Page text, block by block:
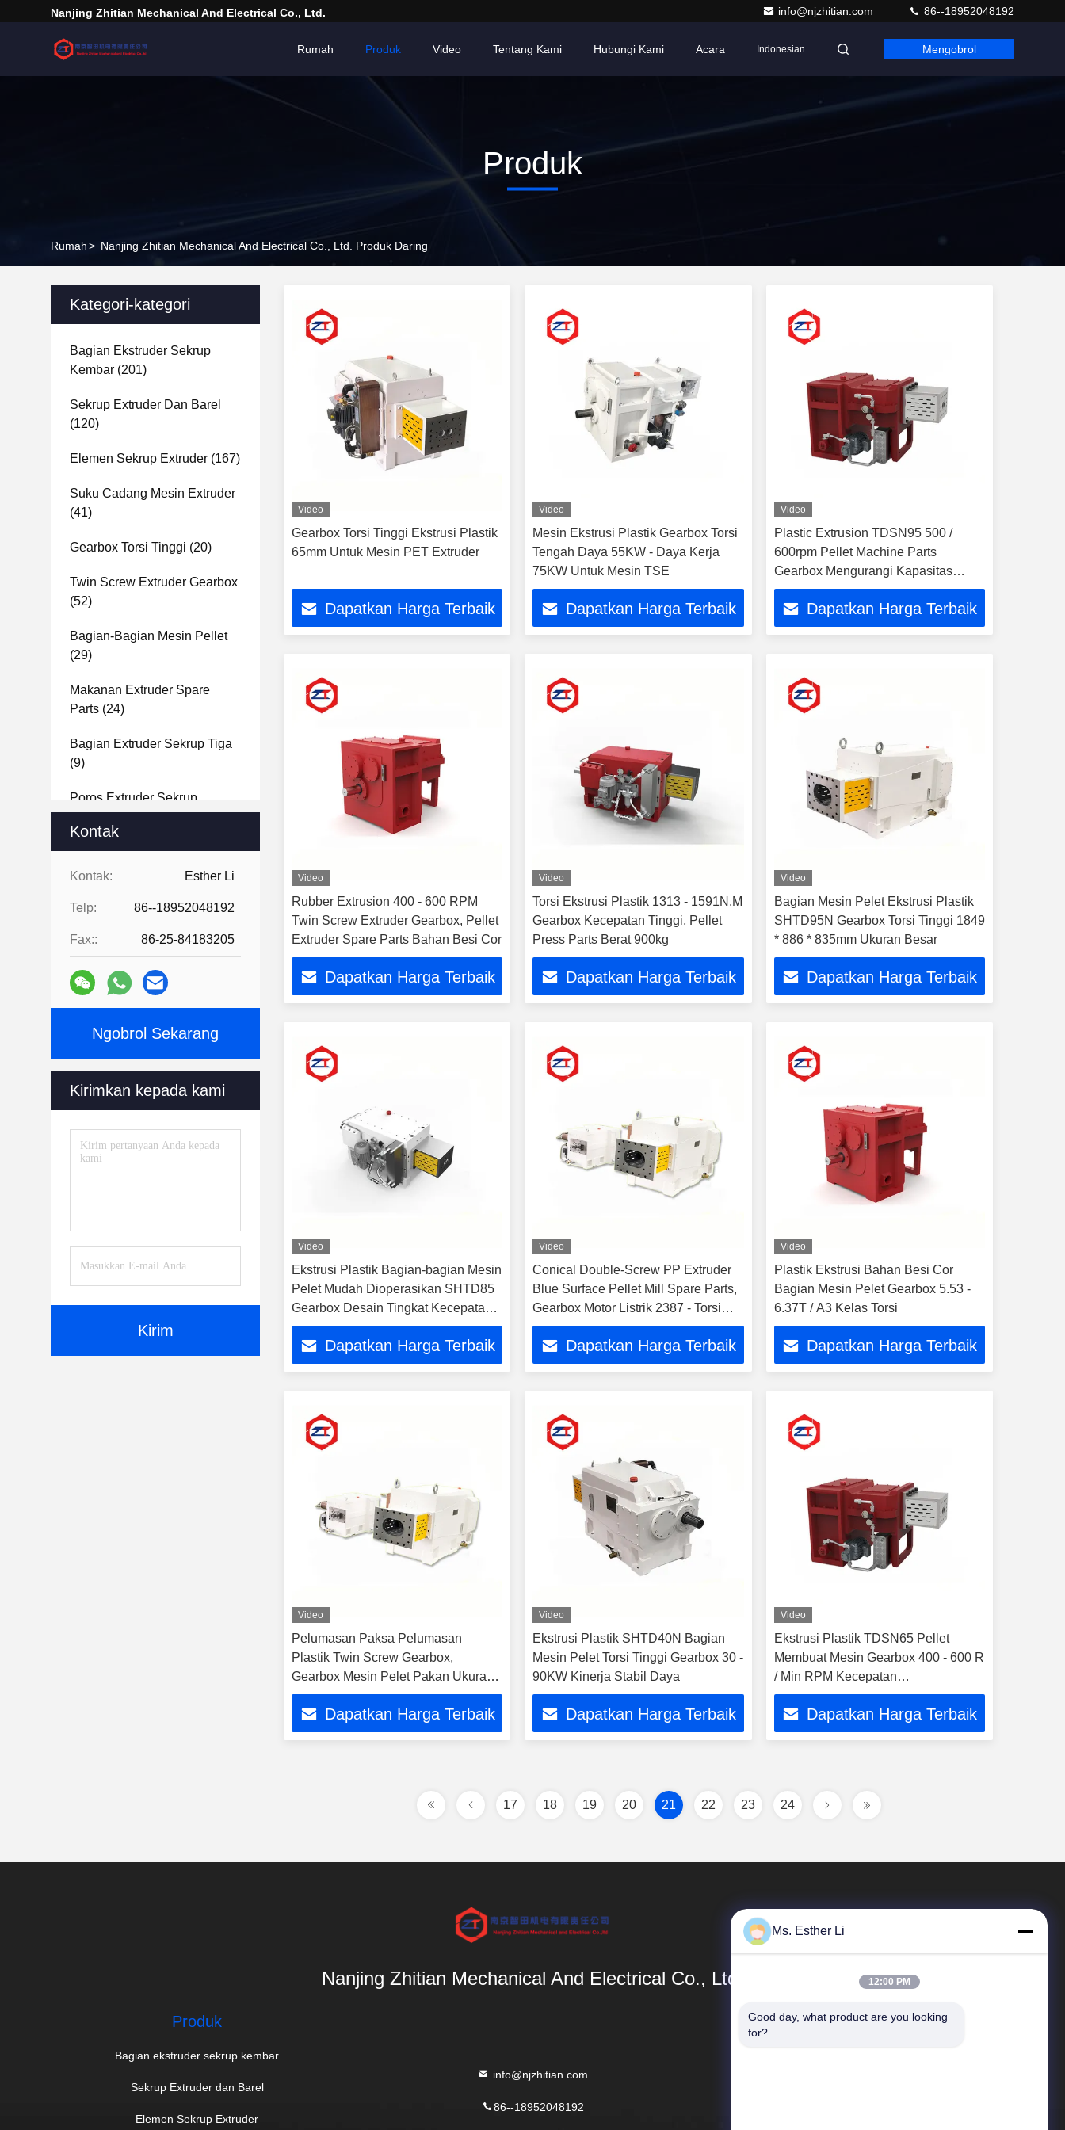
Nanjing Zhitian Mechanical And Electrical Co., Ltd. info@njzhitian.com 86--18952048192
Rumah Produk Video Tentang Kami Hubungi Kami Acara Indonesian Mengobrol
Produk
Rumah> Nanjing Zhitian Mechanical And Electrical Co., Ltd. Produk Daring
Kategori-kategori
Bagian Ekstruder Sekrup
Kembar (201)
Sekrup Extruder Dan Barel
(120)
Elemen Sekrup Extruder (167)
Suku Cadang Mesin Extruder
(41)
Gearbox Torsi Tinggi (20)
Twin Screw Extruder Gearbox
(52)
Bagian-Bagian Mesin Pellet
(29)
Makanan Extruder Spare
Parts (24)
Bagian Extruder Sekrup Tiga
(9)
Poros Extruder Sekrup
Kembar(15)
Kontak
Kontak: Esther Li
Telp: 86--18952048192
Fax:: 86-25-84183205
Ngobrol Sekarang
Kirimkan kepada kami
Kirim
Video
Gearbox Torsi Tinggi Ekstrusi Plastik
65mm Untuk Mesin PET Extruder
Dapatkan Harga Terbaik
Video
Mesin Ekstrusi Plastik Gearbox Torsi
Tengah Daya 55KW - Daya Kerja
75KW Untuk Mesin TSE
Dapatkan Harga Terbaik
Video
Plastic Extrusion TDSN95 500 /
600rpm Pellet Machine Parts
Gearbox Mengurangi Kapasitas
Transformasi
Dapatkan Harga Terbaik
Video
Rubber Extrusion 400 - 600 RPM
Twin Screw Extruder Gearbox, Pellet
Extruder Spare Parts Bahan Besi Cor
Dapatkan Harga Terbaik
Video
Torsi Ekstrusi Plastik 1313 - 1591N.M
Gearbox Kecepatan Tinggi, Pellet
Press Parts Berat 900kg
Dapatkan Harga Terbaik
Video
Bagian Mesin Pelet Ekstrusi Plastik
SHTD95N Gearbox Torsi Tinggi 1849
* 886 * 835mm Ukuran Besar
Dapatkan Harga Terbaik
Video
Ekstrusi Plastik Bagian-bagian Mesin
Pelet Mudah Dioperasikan SHTD85
Gearbox Desain Tingkat Kecepatan
Output Tinggi
Dapatkan Harga Terbaik
Video
Conical Double-Screw PP Extruder
Blue Surface Pellet Mill Spare Parts,
Gearbox Motor Listrik 2387 - Torsi
2685N.M
Dapatkan Harga Terbaik
Video
Plastik Ekstrusi Bahan Besi Cor
Bagian Mesin Pelet Gearbox 5.53 -
6.37T / A3 Kelas Torsi
Dapatkan Harga Terbaik
Video
Pelumasan Paksa Pelumasan
Plastik Twin Screw Gearbox,
Gearbox Mesin Pelet Pakan Ukuran
1084 * 420 * 452mm
Dapatkan Harga Terbaik
Video
Ekstrusi Plastik SHTD40N Bagian
Mesin Pelet Torsi Tinggi Gearbox 30 -
90KW Kinerja Stabil Daya
Dapatkan Harga Terbaik
Video
Ekstrusi Plastik TDSN65 Pellet
Membuat Mesin Gearbox 400 - 600 R
/ Min RPM Kecepatan
Pengoperasian Halus
Dapatkan Harga Terbaik
17 18 19 20 21 22 23 24
Nanjing Zhitian Mechanical And Electrical Co., Ltd.
Produk
Bagian ekstruder sekrup kembar
Sekrup Extruder dan Barel
Elemen Sekrup Extruder
info@njzhitian.com
86--18952048192
Tautan Cepat
Ms. Esther Li
12:00 PM
Good day, what product are you looking
for?